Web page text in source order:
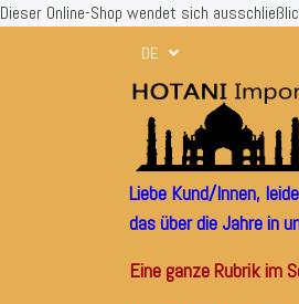
Dieser Online-Shop wendet sich
DE
Liebe Kund/Innen,
das über die Jahre in
Eine ganze Rubrik im